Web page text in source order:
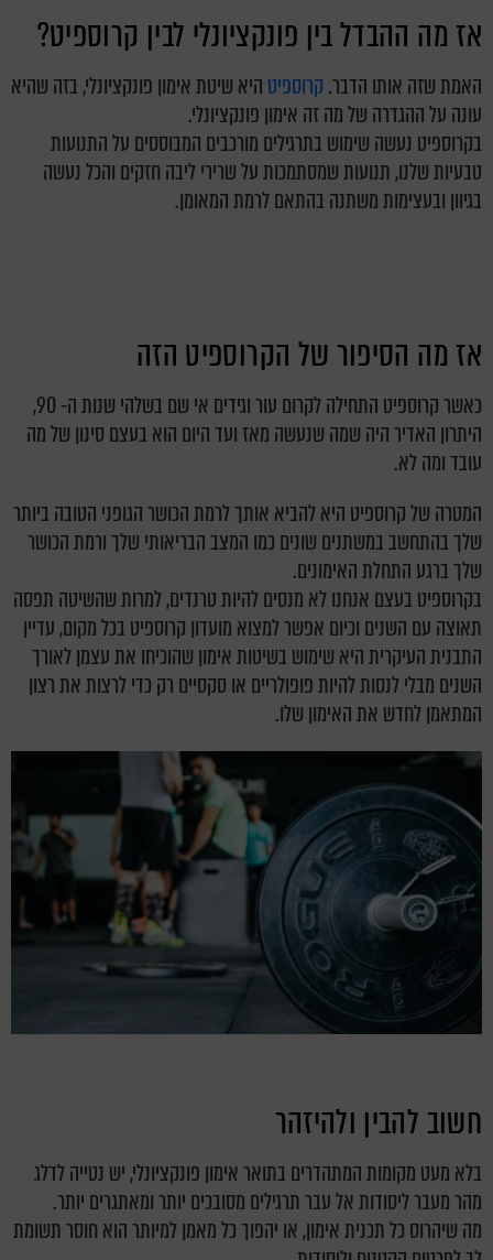
אז מה ההבדל בין פונקציונלי לבין קרוספיט?
האמת שזה אותו הדבר. קרוספיט היא שיטת אימון פונקציונלי, בזה שהיא
עונה על ההגדרה של מה זה אימון פונקציונלי.
בקרוספיט נעשה שימוש בתרגילים מורכבים המבוססים על התנועות
טבעיות שלנו, תנועות שמסתמכות על שרירי ליבה חזקים והכל נעשה
בגיוון ובעצימות משתנה בהתאם לרמת המאומן.
אז מה הסיפור של הקרוספיט הזה
כאשר קרוספיט התחילה לקרום עור וגידים אי שם בשלהי שנות ה- 90,
היתרון האדיר היה שמה שנעשה מאז ועד היום הוא בעצם סינון של מה
עובד ומה לא.
המטרה של קרוספיט היא להביא אותך לרמת הכושר הגופני הטובה ביותר
שלך בהתחשב במשתנים שונים כמו המצב הבריאותי שלך ורמת הכושר
שלך ברגע התחלת האימונים.
בקרוספיט בעצם אנחנו לא מנסים להיות טרנדים, למרות שהשיטה תפסה
תאוצה עם השנים וכיום אפשר למצוא מועדון קרוספיט בכל מקום, עדיין
התבנית העיקרית היא שימוש בשיטות אימון שהוכיחו את עצמן לאורך
השנים מבלי לנסות להיות פופולריים או סקסיים רק כדי לרצות את רצון
המתאמן לחדש את האימון שלו.
חשוב להבין ולהיזהר
בלא מעט מקומות המתהדרים בתואר אימון פונקציונלי, יש נטייה לדלג
מהר מעבר ליסודות אל עבר תרגילים מסובכים יותר ומאתגרים יותר.
מה שיהרוס כל תכנית אימון, או יהפוך כל מאמן למיותר הוא חוסר תשומת